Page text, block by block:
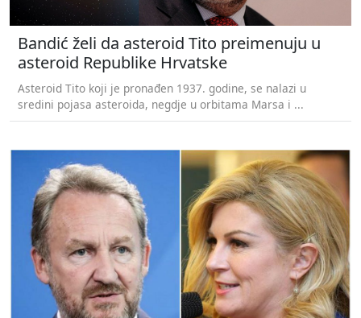
Bandić želi da asteroid Tito preimenuju u
asteroid Republike Hrvatske
Asteroid Tito koji je pronađen 1937. godine, se nalazi u
sredini pojasa asteroida, negdje u orbitama Marsa i ...